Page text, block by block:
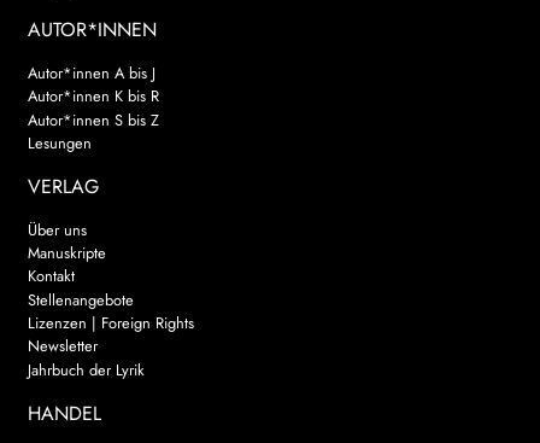
AUTOR*INNEN
Autor*innen A bis J
Autor*innen K bis R
Autor*innen S bis Z
Lesungen
VERLAG
Über uns
Manuskripte
Kontakt
Stellenangebote
Lizenzen | Foreign Rights
Newsletter
Jahrbuch der Lyrik
HANDEL